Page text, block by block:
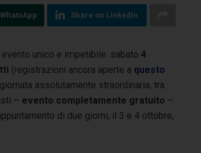
Share on Linkedin
unico e irripetibile: sabato 4
(registrazioni ancora aperte a questo
assolutamente straordinaria, tra
– evento completamente gratuito –
di due giorni, il 3 e 4 ottobre,